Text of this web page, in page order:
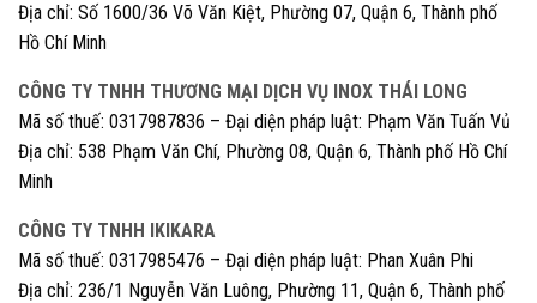
Địa chỉ: Số 1600/36 Võ Văn Kiệt, Phường 07, Quận 6, Thành phố
Hồ Chí Minh
CÔNG TY TNHH THƯƠNG MẠI DỊCH VỤ INOX THÁI LONG
Mã số thuế: 0317987836 – Đại diện pháp luật: Phạm Văn Tuấn Vủ
Địa chỉ: 538 Phạm Văn Chí, Phường 08, Quận 6, Thành phố Hồ Chí
Minh
CÔNG TY TNHH IKIKARA
Mã số thuế: 0317985476 – Đại diện pháp luật: Phan Xuân Phi
Địa chỉ: 236/1 Nguyễn Văn Luông, Phường 11, Quận 6, Thành phố